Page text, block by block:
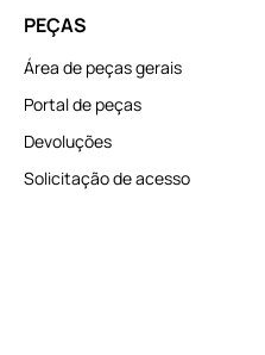
PEÇAS
Área de peças gerais
Portal de peças
Devoluções
Solicitação de acesso